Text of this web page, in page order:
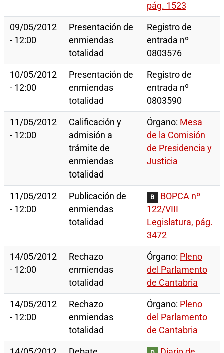
pág. 1523
09/05/2012
- 12:00
Presentación de
enmiendas
totalidad
Registro de
entrada nº
0803576
10/05/2012
- 12:00
Presentación de
enmiendas
totalidad
Registro de
entrada nº
0803590
11/05/2012
- 12:00
Calificación y
admisión a
trámite de
enmiendas
totalidad
Órgano: Mesa
de la Comisión
de Presidencia y
Justicia
11/05/2012
- 12:00
Publicación de
enmiendas
totalidad
B
BOPCA nº
122/VIII
Legislatura, pág.
3472
14/05/2012
- 12:00
Rechazo
enmiendas
totalidad
Órgano: Pleno
del Parlamento
de Cantabria
14/05/2012
- 12:00
Rechazo
enmiendas
totalidad
Órgano: Pleno
del Parlamento
de Cantabria